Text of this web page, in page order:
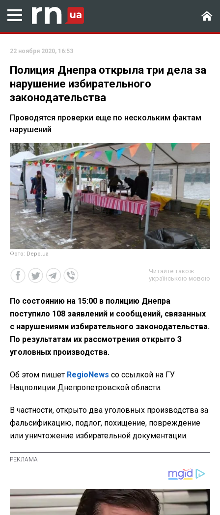
22 ноября 2020, 16:53
Полиция Днепра открыла три дела за
нарушение избирательного
законодательства
Проводятся проверки еще по нескольким фактам
нарушений
Фото: Depo.ua
Читайте також
українською мовою
По состоянию на 15:00 в полицию Днепра
поступило 108 заявлений и сообщений, связанных
с нарушениями избирательного законодательства.
По результатам их рассмотрения открыто 3
уголовных производства.
Об этом пишет RegioNews со ссылкой на ГУ
Нацполиции Днепропетровской области.
В частности, открыто два уголовных производства за
фальсификацию, подлог, похищение, повреждение
или уничтожение избирательной документации.